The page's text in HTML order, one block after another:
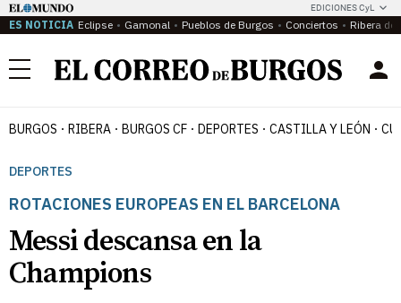
EDICIONES CyL
ES NOTICIA Eclipse Gamonal Pueblos de Burgos Conciertos Ribera del
Menú
BURGOS RIBERA BURGOS CF DEPORTES CASTILLA Y LEÓN
DEPORTES
ROTACIONES EUROPEAS EN EL BARCELONA
Messi descansa en la
Champions